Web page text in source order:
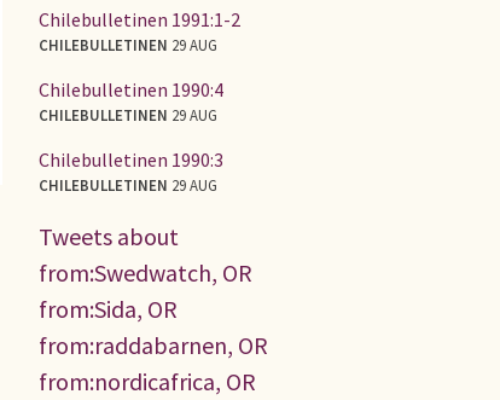
Chilebulletinen 1991:1-2
CHILEBULLETINEN 29 AUG
Chilebulletinen 1990:4
CHILEBULLETINEN 29 AUG
Chilebulletinen 1990:3
CHILEBULLETINEN 29 AUG
Tweets about
from:Swedwatch, OR
from:Sida, OR
from:raddabarnen, OR
from:nordicafrica, OR